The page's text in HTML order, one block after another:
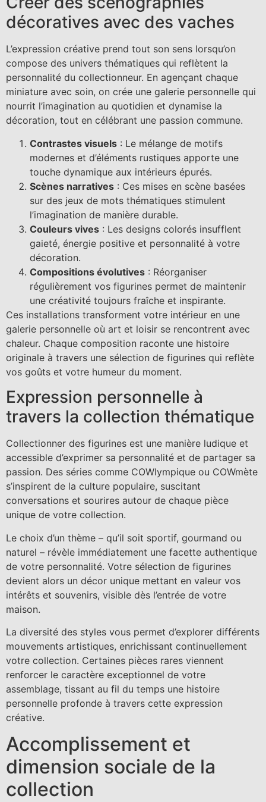
décoratives avec des vaches
L’expression créative prend tout son sens lorsqu’on
compose des univers thématiques qui reflètent la
personnalité du collectionneur. En agençant chaque
miniature avec soin, on crée une galerie personnelle qui
nourrit l’imagination au quotidien et dynamise la
décoration, tout en célébrant une passion commune.
Contrastes visuels : Le mélange de motifs
modernes et d’éléments rustiques apporte une
touche dynamique aux intérieurs épurés.
Scènes narratives : Ces mises en scène basées
sur des jeux de mots thématiques stimulent
l’imagination de manière durable.
Couleurs vives : Les designs colorés insufflent
gaieté, énergie positive et personnalité à votre
décoration.
Compositions évolutives : Réorganiser
régulièrement vos figurines permet de maintenir
une créativité toujours fraîche et inspirante.
Ces installations transforment votre intérieur en une
galerie personnelle où art et loisir se rencontrent avec
chaleur. Chaque composition raconte une histoire
originale à travers une sélection de figurines qui reflète
vos goûts et votre humeur du moment.
Expression personnelle à
travers la collection thématique
Collectionner des figurines est une manière ludique et
accessible d’exprimer sa personnalité et de partager sa
passion. Des séries comme COWlympique ou COWmète
s’inspirent de la culture populaire, suscitant
conversations et sourires autour de chaque pièce
unique de votre collection.
Le choix d’un thème – qu’il soit sportif, gourmand ou
naturel – révèle immédiatement une facette authentique
de votre personnalité. Votre sélection de figurines
devient alors un décor unique mettant en valeur vos
intérêts et souvenirs, visible dès l’entrée de votre
maison.
La diversité des styles vous permet d’explorer différents
mouvements artistiques, enrichissant continuellement
votre collection. Certaines pièces rares viennent
renforcer le caractère exceptionnel de votre
assemblage, tissant au fil du temps une histoire
personnelle profonde à travers cette expression
créative.
Accomplissement et
dimension sociale de la
collection